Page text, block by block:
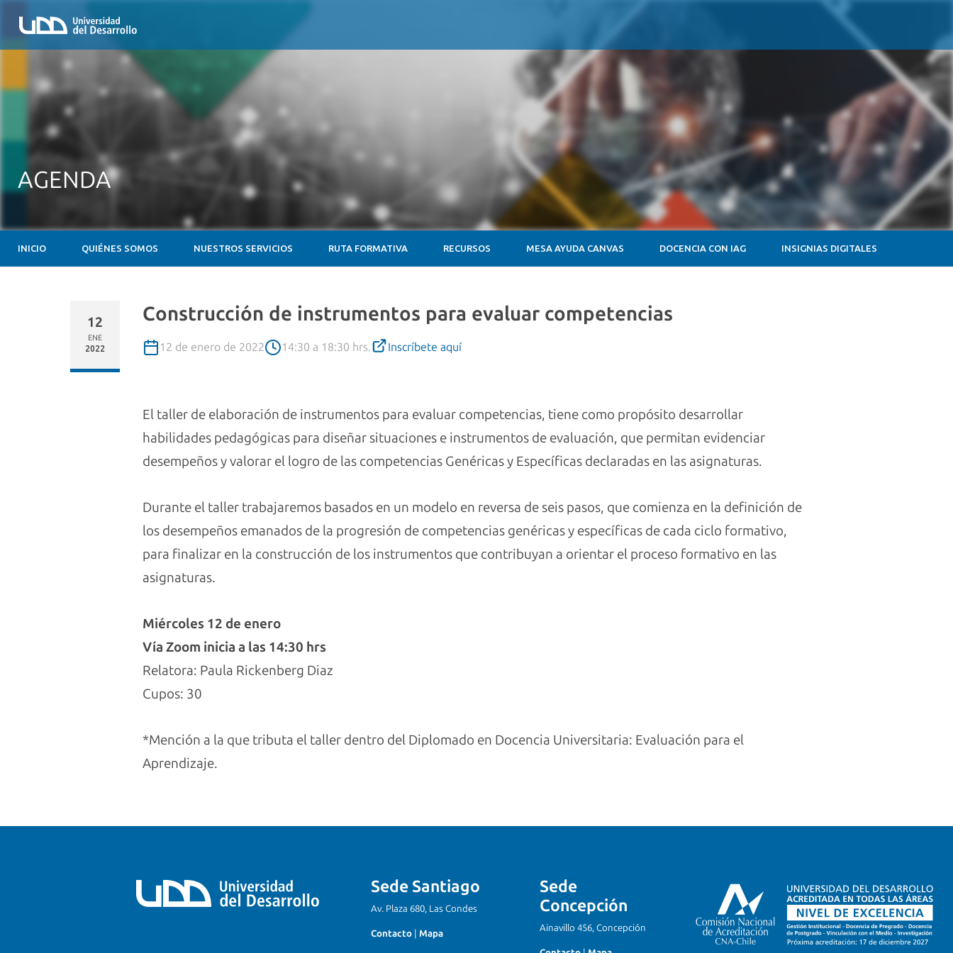
AGENDA
INICIO QUIÉNES SOMOS NUESTROS SERVICIOS RUTA FORMATIVA RECURSOS MESA AYUDA CANVAS DOCENCIA CON IAG INSIGNIAS DIGITALES
Construcción de instrumentos para evaluar competencias
12 de enero de 2022 14:30 a 18:30 hrs. Inscríbete aquí
12
ENE
2022
El taller de elaboración de instrumentos para evaluar competencias, tiene como propósito desarrollar
habilidades pedagógicas para diseñar situaciones e instrumentos de evaluación, que permitan evidenciar
desempeños y valorar el logro de las competencias Genéricas y Específicas declaradas en las asignaturas.
Durante el taller trabajaremos basados en un modelo en reversa de seis pasos, que comienza en la definición de
los desempeños emanados de la progresión de competencias genéricas y específicas de cada ciclo formativo,
para finalizar en la construcción de los instrumentos que contribuyan a orientar el proceso formativo en las
asignaturas.
Miércoles 12 de enero
Vía Zoom inicia a las 14:30 hrs
Relatora: Paula Rickenberg Diaz
Cupos: 30
*Mención a la que tributa el taller dentro del Diplomado en Docencia Universitaria: Evaluación para el
Aprendizaje.
Sede Santiago
Av. Plaza 680, Las Condes
Contacto Mapa
Sede
Concepción
Ainavillo 456, Concepción